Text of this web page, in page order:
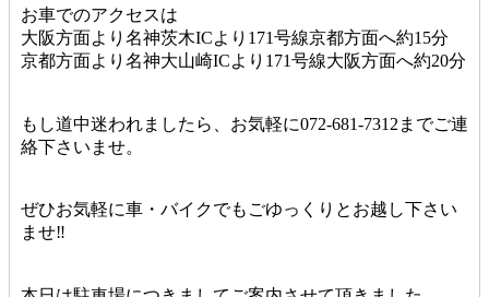
お車でのアクセスは
大阪方面より名神茨木ICより171号線京都方面へ約15分
京都方面より名神大山崎ICより171号線大阪方面へ約20分
もし道中迷われましたら、お気軽に072-681-7312までご連
絡下さいませ。
ぜひお気軽に車・バイクでもごゆっくりとお越し下さい
ませ‼︎